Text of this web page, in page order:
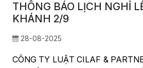
Chúng
THÔNG BÁO LỊCH NGHỈ
KHÁNH 2/9
28-08-2025
CÔNG TY LUẬT CILAF &